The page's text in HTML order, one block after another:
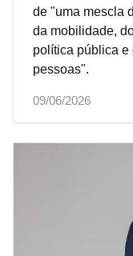
de "uma mescla
da mobilidade,
política pública e
pessoas".
09/06/2026